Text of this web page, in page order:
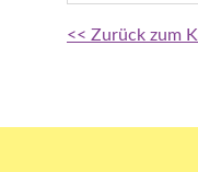
<< Zurück zum